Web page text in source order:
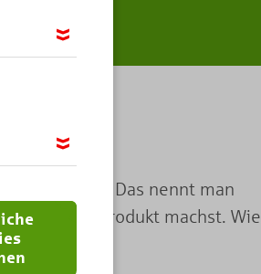
kannst? Das nennt man
nützliches Produkt machst. Wie
Adresse